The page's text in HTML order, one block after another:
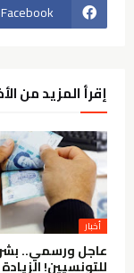
Facebook
إقرأ المزيد من
أخبار
عاجل ورسمي..
للتونسيين!